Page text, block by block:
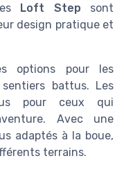
Loft Step sont
design pratique et
options pour les
battus. Les
pour ceux qui
Avec une
adaptés à la boue,
terrains.